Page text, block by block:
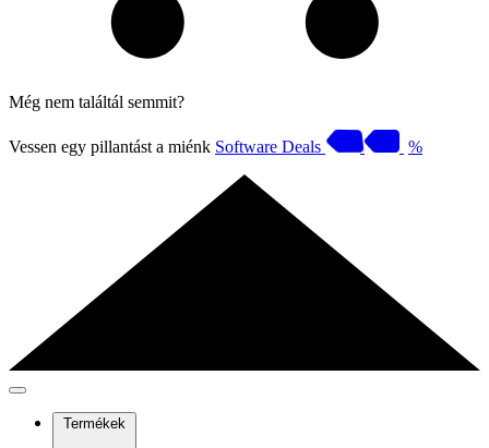
Még nem találtál semmit?
Vessen egy pillantást a miénk Software Deals %
Termékek